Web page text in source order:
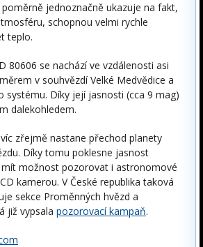
jednoznačně ukazuje na fakt,
schopnou velmi rychle
teplo.
80606 se nachází ve vzdálenosti asi
v souhvězdí Velké Medvědice a
systému. Díky její jasnosti (cca 9 mag)
dalekohledem.
zřejmě nastane přechod planety
Díky tomu poklesne jasnost
mít možnost pozorovat i astronomové
kamerou. V České republika taková
sekce Proměnných hvězd a
již vypsala pozorovací kampaň.